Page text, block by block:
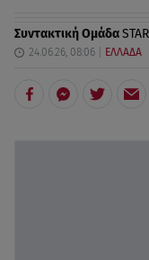
Συντακτική Ομάδα
24.06.26, 08:06 ΕΛΛΑΔΑ